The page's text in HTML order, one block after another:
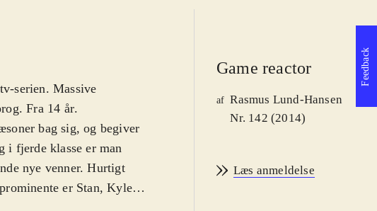
serien. Massive
Fra 14 år.
bag sig, og begiver
i fjerde klasse er man
nye venner. Hurtigt
er Stan, Kyle,
Game reactor
af Rasmus Lund-Hansen
Nr. 142 (2014)
Læs anmeldelse
Feedback